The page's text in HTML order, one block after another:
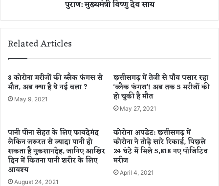
रि
ज
नी
दे
ओ
वा
ज़
ने
फि
र
चे
का
स
श
म
है
शि
व
पु
पुराण: मुख्यमंत्री विष्णु देव साय
Related Articles
8 कोरोना मरीजों की ब्लैक फंगस से
मौत, अब क्या है ये नई बला ?
May 9, 2021
छत्तीसगढ़ में तेजी से पाँव पसार रहा
‘ब्लैक फंगस’! अब तक 5 मरीजों की
हो चुकी है मौत
May 27, 2021
पानी पीना सेहत के लिए फायदेमंद
लेकिन जरूरत से ज्यादा पानी हो
सकता है नुकसानदेह, जानिए आखिर
दिन में कितना पानी शरीर के लिए
आवश्य
August 24, 2021
कोरोना अपडेट: छत्तीसगढ़ में
कोरोना ने तोड़े सारे रिकार्ड, पिछले
24 घंटे में मिले 5,818 नए पॉजिटिव
मरीज
April 4, 2021